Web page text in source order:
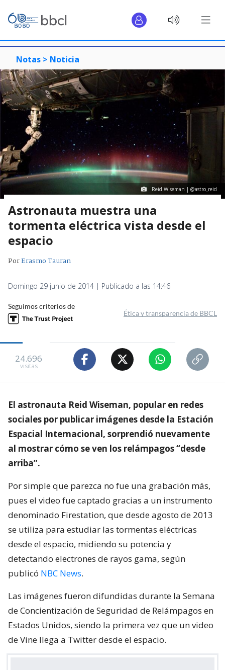
Notas > Noticia
Reid Wiseman | @astro_reid
Astronauta muestra una
tormenta eléctrica vista desde el
espacio
PorErasmo Tauran
Domingo 29 junio de 2014 | Publicado a las 14:46
Seguimos criterios de
Ética y transparencia de BBCL
24.696
visitas
El astronauta Reid Wiseman, popular en redes
sociales por publicar imágenes desde la Estación
Espacial Internacional, sorprendió nuevamente
al mostrar cómo se ven los relámpagos “desde
arriba”.
Por simple que parezca no fue una grabación más,
pues el video fue captado gracias a un instrumento
denominado Firestation, que desde agosto de 2013
se utiliza para estudiar las tormentas eléctricas
desde el espacio, midiendo su potencia y
detectando electrones de rayos gama, según
publicó NBC News.
Las imágenes fueron difundidas durante la Semana
de Concientización de Seguridad de Relámpagos en
Estados Unidos, siendo la primera vez que un video
de Vine llega a Twitter desde el espacio.